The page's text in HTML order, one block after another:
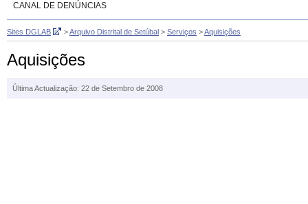
CANAL DE DENÚNCIAS
Sites DGLAB >Arquivo Distrital de Setúbal > Serviços >Aquisições
Aquisições
Última Actualização: 22 de Setembro de 2008